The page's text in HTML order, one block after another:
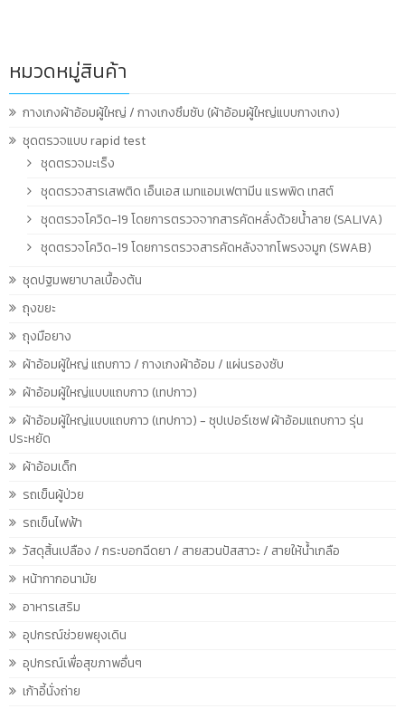
หมวดหมู่สินค้า
กางเกงผ้าอ้อมผู้ใหญ่ / กางเกงซึมซับ (ผ้าอ้อมผู้ใหญ่แบบกางเกง)
ชุดตรวจแบบ rapid test
ชุดตรวจมะเร็ง
ชุดตรวจสารเสพติด เอ็นเอส เมทแอมเฟตามีน แรพพิด เทสต์
ชุดตรวจโควิด-19 โดยการตรวจจากสารคัดหลั่งด้วยน้ำลาย (SALIVA)
ชุดตรวจโควิด-19 โดยการตรวจสารคัดหลังจากโพรงจมูก (SWAB)
ชุดปฐมพยาบาลเบื้องต้น
ถุงขยะ
ถุงมือยาง
ผ้าอ้อมผู้ใหญ่ แถบกาว / กางเกงผ้าอ้อม / แผ่นรองซับ
ผ้าอ้อมผู้ใหญ่แบบแถบกาว (เทปกาว)
ผ้าอ้อมผู้ใหญ่แบบแถบกาว (เทปกาว) - ซุปเปอร์เซฟ ผ้าอ้อมแถบกาว รุ่น
ประหยัด
ผ้าอ้อมเด็ก
รถเข็นผู้ป่วย
รถเข็นไฟฟ้า
วัสดุสิ้นเปลือง / กระบอกฉีดยา / สายสวนปัสสาวะ / สายให้น้ำเกลือ
หน้ากากอนามัย
อาหารเสริม
อุปกรณ์ช่วยพยุงเดิน
อุปกรณ์เพื่อสุขภาพอื่นๆ
เก้าอี้นั่งถ่าย